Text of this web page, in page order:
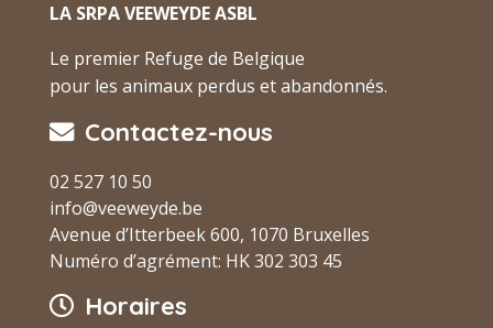
LA SRPA VEEWEYDE ASBL
Le premier Refuge de Belgique
pour les animaux perdus et abandonnés.
Contactez-nous
02 527 10 50
info@veeweyde.be
Avenue d’Itterbeek 600, 1070 Bruxelles
Numéro d’agrément: HK 302 303 45
Horaires